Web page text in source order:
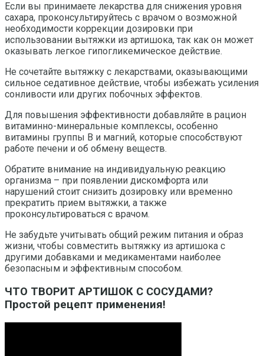
Если вы принимаете лекарства для снижения уровня
сахара, проконсультируйтесь с врачом о возможной
необходимости коррекции дозировки при
использовании вытяжки из артишока, так как он может
оказывать легкое гипогликемическое действие.
Не сочетайте вытяжку с лекарствами, оказывающими
сильное седативное действие, чтобы избежать усиления
сонливости или других побочных эффектов.
Для повышения эффективности добавляйте в рацион
витаминно-минеральные комплексы, особенно
витамины группы B и магний, которые способствуют
работе печени и об обмену веществ.
Обратите внимание на индивидуальную реакцию
организма – при появлении дискомфорта или
нарушений стоит снизить дозировку или временно
прекратить прием вытяжки, а также
проконсультироваться с врачом.
Не забудьте учитывать общий режим питания и образ
жизни, чтобы совместить вытяжку из артишока с
другими добавками и медикаментами наиболее
безопасным и эффективным способом.
ЧТО ТВОРИТ АРТИШОК С СОСУДАМИ?
Простой рецепт применения!